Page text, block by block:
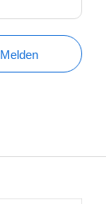
Melden